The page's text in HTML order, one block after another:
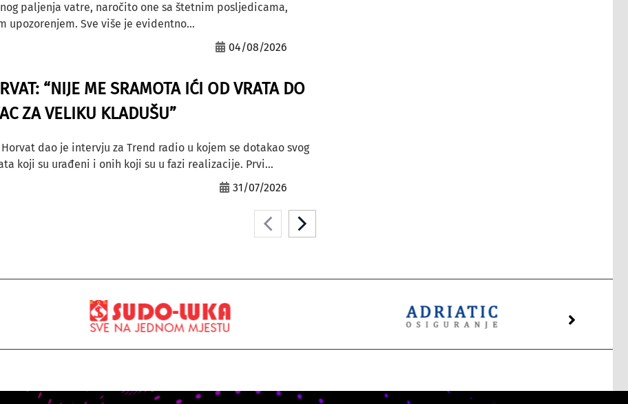
paljenja vatre, naročito one sa štetnim posljedicama,
upozorenjem. Sve više je evidentno...
04/08/2026
“NIJE ME SRAMOTA IĆI OD VRATA DO
ZA VELIKU KLADUŠU”
dao je intervju za Trend radio u kojem se dotakao svog
koji su urađeni i onih koji su u fazi realizacije. Prvi...
31/07/2026